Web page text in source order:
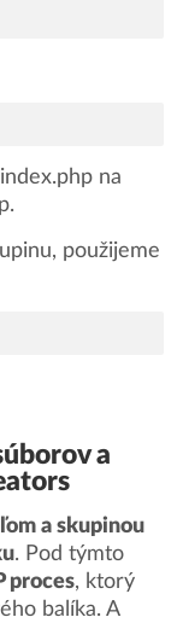
na
použijeme
a
a skupinou
. Pod týmto
proces, ktorý
balíka. A